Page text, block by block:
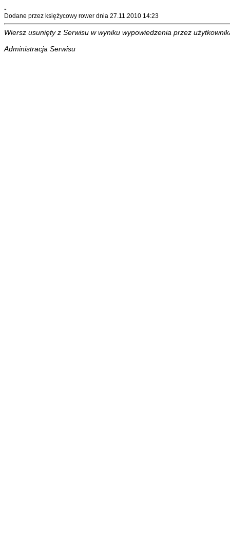
-
Dodane przez księżycowy rower dnia 27.11.2010 14:23
Wiersz usunięty z Serwisu w wyniku wypowiedzenia przez
Administracja Serwisu